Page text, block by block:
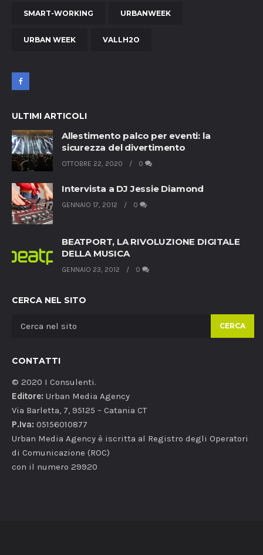
SMART-WORKING URBANWEEK
URBAN WEEK VALLH2O
ULTIMI ARTICOLI
Allestimento palco per eventi: la
sicurezza del divertimento
OTTOBRE 22, 2020 0
Intervista a DJ Jessie Diamond
GENNAIO 17, 2012 0
BEATPORT, LA RIVOLUZIONE DIGITALE
DELLA MUSICA
GENNAIO 23, 2012 0
CERCA NEL SITO
CERCA
CONTATTI
© 2020 I Consulenti.
Editore: Urban Media Agency
Via Barletta, 7, 95125 – Catania CT
P.Iva: 05156010877
Urban Media Agency è iscritta al Registro degli Operatori
di Comunicazione (ROC)
con il numero 29920